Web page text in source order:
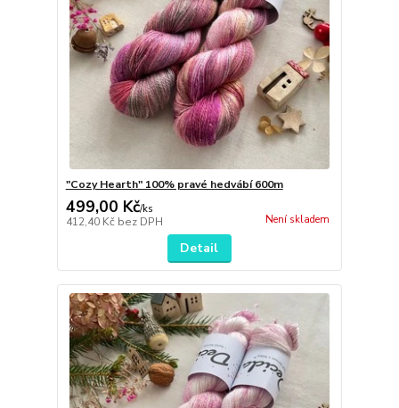
"Cozy Hearth" 100% pravé hedvábí 600m
499,00 Kč/ks
412,40 Kč bez DPH Není skladem
Detail